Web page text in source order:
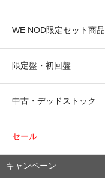
WE NOD限定セット商品
限定盤・初回盤
中古・デッドストック
セール
キャンペーン